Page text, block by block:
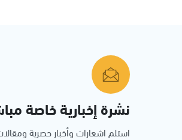
نشرة إخبارية خاصة
استلم اشعارات وأخبار حصرية